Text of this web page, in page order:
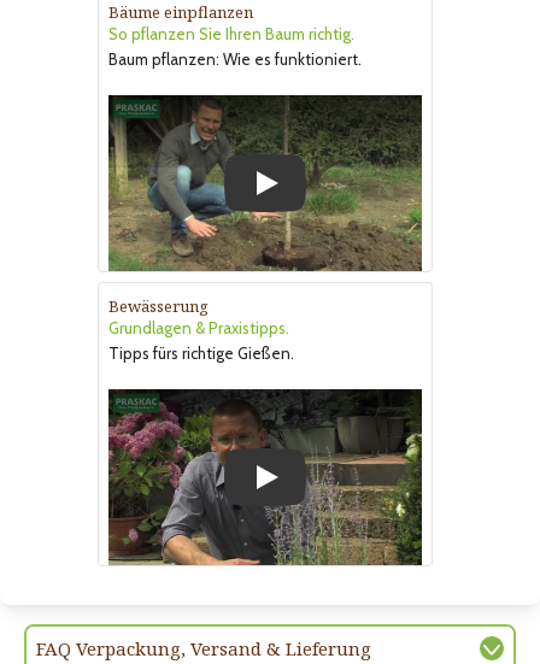
Bäume einpflanzen
So pflanzen Sie Ihren Baum richtig.
Baum pflanzen: Wie es funktioniert.
Bewässerung
Grundlagen & Praxistipps.
Tipps fürs richtige Gießen.
FAQ Verpackung, Versand & Lieferung